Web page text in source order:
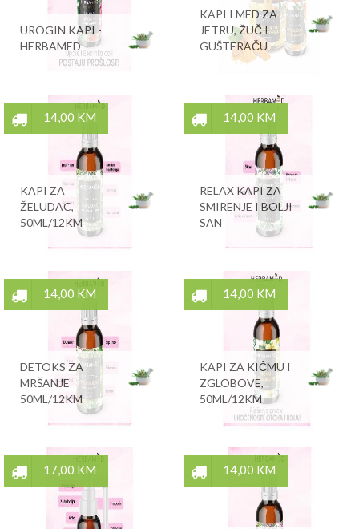
UROGIN KAPI -
HERBAMED
KAPI I MED ZA
JETRU, ŽUČ I
GUŠTERAČU
14,00 KM
KAPI ZA
ŽELUDAC,
50ML/12KM
14,00 KM
RELAX KAPI ZA
SMIRENJE I BOLJI
SAN
14,00 KM
DETOKS ZA
MRŠANJE
50ML/12KM
14,00 KM
KAPI ZA KIČMU I
ZGLOBOVE,
50ML/12KM
17,00 KM 14,00 KM